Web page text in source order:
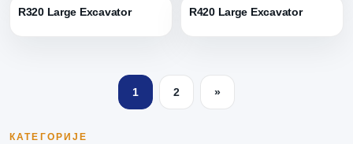
КАТЕГОРИЈЕ
R320 Large Excavator R420 Large Excavator
1 2 »